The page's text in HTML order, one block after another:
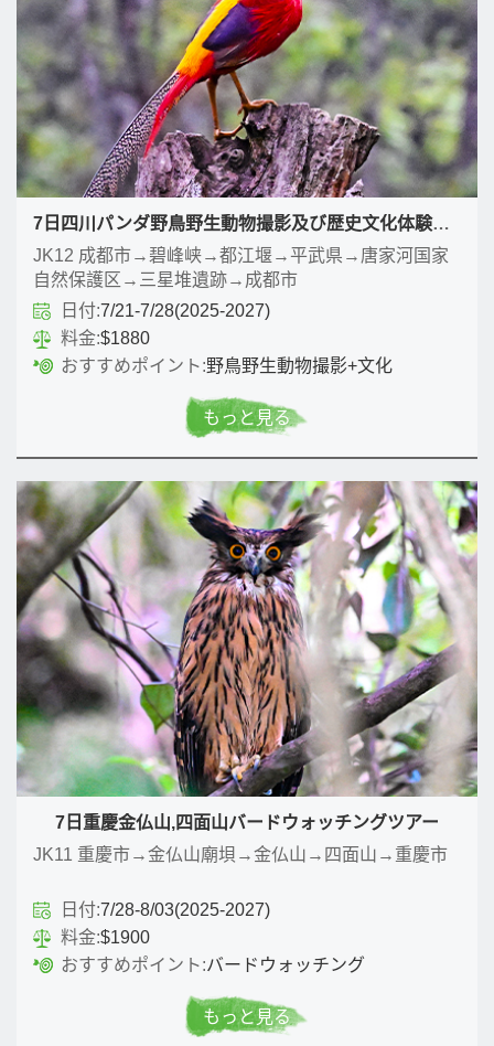
7日四川パンダ野鳥野生動物撮影及び歴史文化体験ツアー
JK12 成都市→碧峰峡→都江堰→平武県→唐家河国家
自然保護区→三星堆遺跡→成都市
日付:7/21-7/28(2025-2027)
料金:$1880
おすすめポイント:野鳥野生動物撮影+文化
もっと見る
7日重慶金仏山,四面山バードウォッチングツアー
JK11 重慶市→金仏山廟垻→金仏山→四面山→重慶市
日付:7/28-8/03(2025-2027)
料金:$1900
おすすめポイント:バードウォッチング
もっと見る